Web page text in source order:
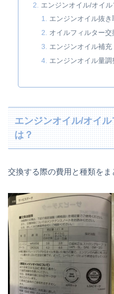
エンジンオイル/オイ
エンジンオイル抜き
オイルフィルター交
エンジンオイル補充
エンジンオイル量調
エンジンオイル/オイ
は？
交換する際の費用と種類をま